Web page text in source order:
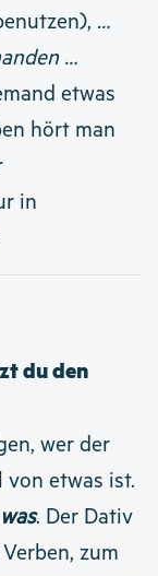
…
…
etwas
hört man
in
du den
wer der
von etwas ist.
. Der Dativ
zum